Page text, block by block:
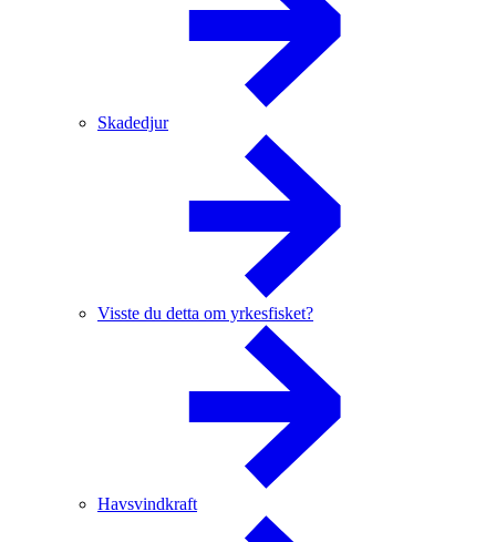
Skadedjur
Visste du detta om yrkesfisket?
Havsvindkraft